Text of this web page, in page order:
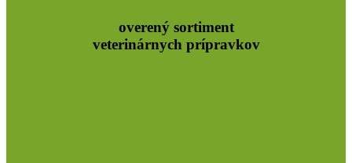
overený sortiment
veterinárnych prípravkov